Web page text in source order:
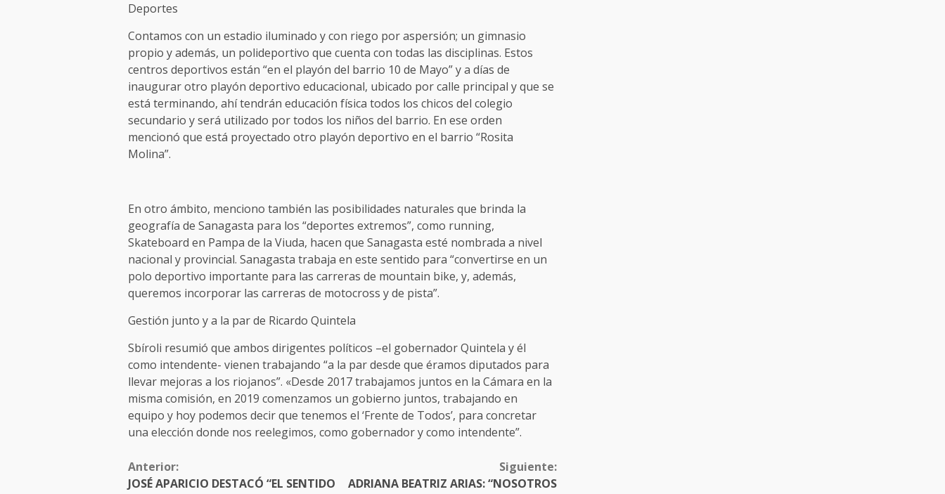
Deportes
Contamos con un estadio iluminado y con riego por aspersión; un gimnasio
propio y además, un polideportivo que cuenta con todas las disciplinas. Estos
centros deportivos están “en el playón del barrio 10 de Mayo” y a días de
inaugurar otro playón deportivo educacional, ubicado por calle principal y que se
está terminando, ahí tendrán educación física todos los chicos del colegio
secundario y será utilizado por todos los niños del barrio. En ese orden
mencionó que está proyectado otro playón deportivo en el barrio “Rosita
Molina”.
En otro ámbito, menciono también las posibilidades naturales que brinda la
geografía de Sanagasta para los “deportes extremos”, como running,
Skateboard en Pampa de la Viuda, hacen que Sanagasta esté nombrada a nivel
nacional y provincial. Sanagasta trabaja en este sentido para “convertirse en un
polo deportivo importante para las carreras de mountain bike, y, además,
queremos incorporar las carreras de motocross y de pista”.
Gestión junto y a la par de Ricardo Quintela
Sbíroli resumió que ambos dirigentes políticos –el gobernador Quintela y él
como intendente- vienen trabajando “a la par desde que éramos diputados para
llevar mejoras a los riojanos”. «Desde 2017 trabajamos juntos en la Cámara en la
misma comisión, en 2019 comenzamos un gobierno juntos, trabajando en
equipo y hoy podemos decir que tenemos el ‘Frente de Todos’, para concretar
una elección donde nos reelegimos, como gobernador y como intendente”.
Anterior:
JOSÉ APARICIO DESTACÓ “EL SENTIDO
Siguiente:
ADRIANA BEATRIZ ARIAS: “NOSOTROS